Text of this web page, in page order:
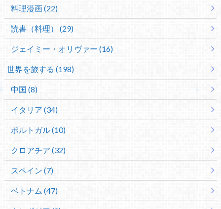
料理漫画 (22)
読書（料理） (29)
ジェイミー・オリヴァー (16)
世界を旅する (198)
中国 (8)
イタリア (34)
ポルトガル (10)
クロアチア (32)
スペイン (7)
ベトナム (47)